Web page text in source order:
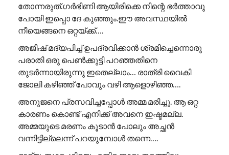
തോന്നരുത്.ഗർഭിണി ആയിരിക്കെ നിന്റെ ഭർത്താവു
പോയി ഇപ്പൊ ദേ കുഞ്ഞും.ഈ അവസ്ഥയിൽ
നീയെങ്ങനെ ഒറ്റയ്ക്ക്….
അജീഷ് മദ്യപിച്ച് ഉപദ്രവിക്കാൻ ശ്രമിച്ചെന്നൊരു
പരാതി ഒരു പെൺക്കുട്ടി പറഞ്ഞതിനെ
തുടർന്നായിരുന്നു ഇതെല്ലാം… രാത്രി വൈകി
ജോലി കഴിഞ്ഞ് പോവും വഴി ആളൊഴിഞ്ഞ….
അനുജനെ പ്രസവിച്ചപ്പോൾ അമ്മ മരിച്ചു. ആ ഒറ്റ
കാരണം കൊണ്ട് എനിക്ക് അവനെ ഇഷ്ടമല്ല.
അമ്മയുടെ മരണം കൂടാൻ പോലും അച്ഛൻ
വന്നിട്ടില്ലെന്ന് പറയുമ്പോൾ തന്നെ….